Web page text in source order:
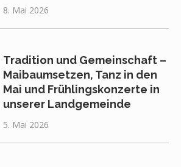
8. Mai 2026
Tradition und Gemeinschaft –
Maibaumsetzen, Tanz in den
Mai und Frühlingskonzerte in
unserer Landgemeinde
5. Mai 2026